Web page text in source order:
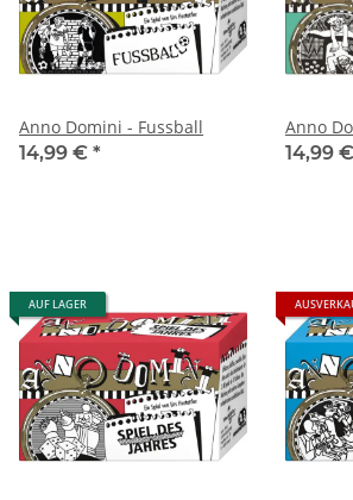
Anno Domini - Fussball
14,99 € *
Anno
14,99 €
AUF LAGER